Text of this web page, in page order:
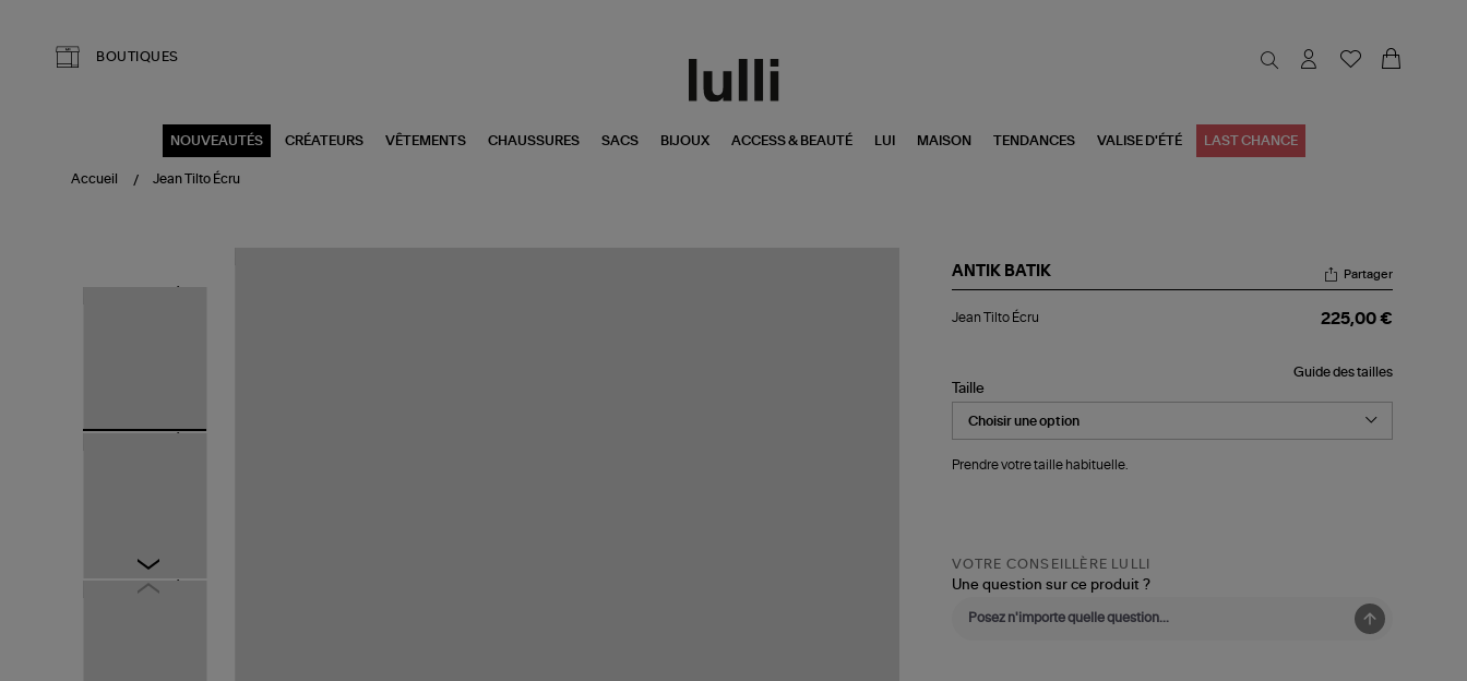
BOUTIQUES
NOUVEAUTÉS CRÉATEURS VÊTEMENTS CHAUSSURES SACS BIJOUX ACCESS & BEAUTÉ LUI MAISON TENDANCES VALISE D'ÉTÉ LAST CHANCE
Accueil Jean Tilto Écru
ANTIK BATIK
Tilto
Partager
Jean Tilto Écru 225,00 €
Guide des tailles
Taille
Prendre votre taille habituelle.
VOTRE CONSEILLÈRE LULLI
Une question sur ce produit ?